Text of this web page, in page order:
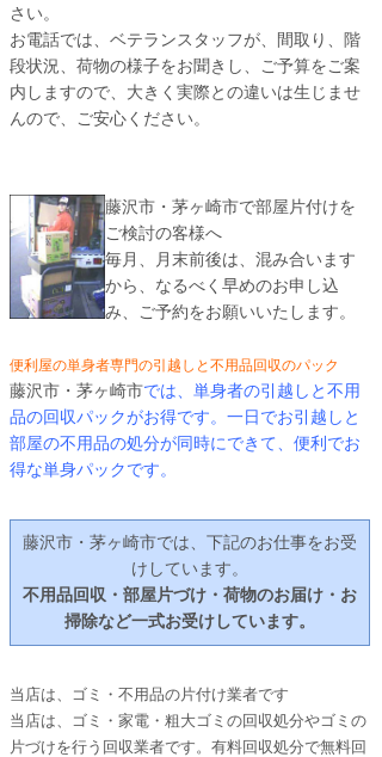
さい。
お電話では、ベテランスタッフが、間取り、階
段状況、荷物の様子をお聞きし、ご予算をご案
内しますので、大きく実際との違いは生じませ
んので、ご安心ください。
藤沢市・茅ヶ崎市で部屋片付けを
ご検討の客様へ
毎月、月末前後は、混み合います
から、なるべく早めのお申し込
み、ご予約をお願いいたします。
便利屋の単身者専門の引越しと不用品回収のパック
藤沢市・茅ヶ崎市では、単身者の引越しと不用
品の回収パックがお得です。一日でお引越しと
部屋の不用品の処分が同時にできて、便利でお
得な単身パックです。
藤沢市・茅ヶ崎市では、下記のお仕事をお受
けしています。
不用品回収・部屋片づけ・荷物のお届け・お
掃除など一式お受けしています。
当店は、ゴミ・不用品の片付け業者です
当店は、ゴミ・家電・粗大ゴミの回収処分やゴミの
片づけを行う回収業者です。有料回収処分で無料回